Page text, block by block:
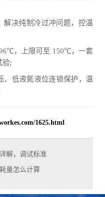
决纯制冷过冲问题，控温
，上限可至 150℃，一套
验;
低液氮液位连锁保护，温
1625.html
解，调试标准
量怎么计算